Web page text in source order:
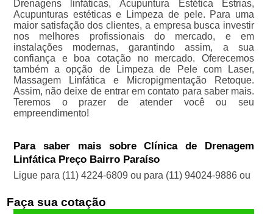
Drenagens linfáticas, Acupuntura Estética Estrias,
Acupunturas estéticas e Limpeza de pele. Para uma
maior satisfação dos clientes, a empresa busca investir
nos melhores profissionais do mercado, e em
instalações modernas, garantindo assim, a sua
confiança e boa cotação no mercado. Oferecemos
também a opção de Limpeza de Pele com Laser,
Massagem Linfática e Micropigmentação Retoque.
Assim, não deixe de entrar em contato para saber mais.
Teremos o prazer de atender você ou seu
empreendimento!
Para saber mais sobre Clínica de Drenagem
Linfática Preço Bairro Paraíso
Ligue para (11) 4224-6809 ou para (11) 94024-9886ou
Faça sua cotação